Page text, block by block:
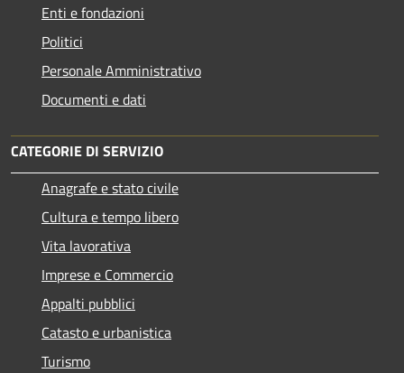
Enti e fondazioni
Politici
Personale Amministrativo
Documenti e dati
CATEGORIE DI SERVIZIO
Anagrafe e stato civile
Cultura e tempo libero
Vita lavorativa
Imprese e Commercio
Appalti pubblici
Catasto e urbanistica
Turismo